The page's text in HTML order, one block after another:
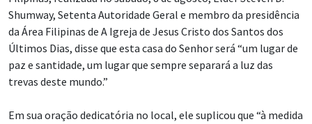
Shumway, Setenta Autoridade Geral e membro da presidência
da Área Filipinas de A Igreja de Jesus Cristo dos Santos dos
Últimos Dias, disse que esta casa do Senhor será “um lugar de
paz e santidade, um lugar que sempre separará a luz das
trevas deste mundo.”
Em sua oração dedicatória no local, ele suplicou que “à medida